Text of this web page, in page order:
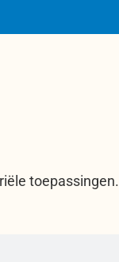
toepassingen.